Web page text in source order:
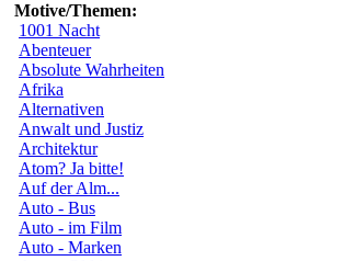
Motive/Themen:
1001 Nacht
Abenteuer
Absolute Wahrheiten
Afrika
Alternativen
Anwalt und Justiz
Architektur
Atom? Ja bitte!
Auf der Alm...
Auto - Bus
Auto - im Film
Auto - Marken